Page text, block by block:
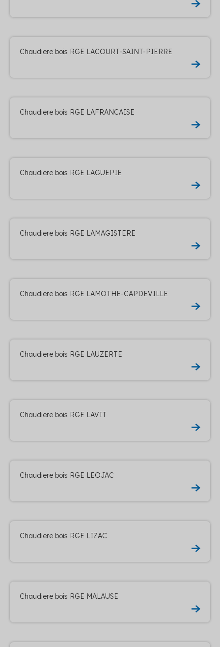
Chaudiere bois RGE LACOURT-SAINT-PIERRE
Chaudiere bois RGE LAFRANCAISE
Chaudiere bois RGE LAGUEPIE
Chaudiere bois RGE LAMAGISTERE
Chaudiere bois RGE LAMOTHE-CAPDEVILLE
Chaudiere bois RGE LAUZERTE
Chaudiere bois RGE LAVIT
Chaudiere bois RGE LEOJAC
Chaudiere bois RGE LIZAC
Chaudiere bois RGE MALAUSE